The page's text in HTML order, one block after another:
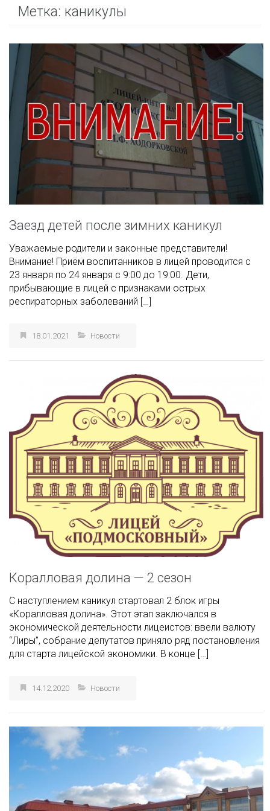
Метка: каникулы
Заезд детей после зимних каникул
Уважаемые родители и законные представители!
Внимание! Приём воспитанников в лицей проводится с
23 января по 24 января с 9:00 до 19:00. Дети,
прибывающие в лицей с признаками острых
респираторных заболеваний […]
Коралловая долина — 2 сезон
С наступлением каникул стартовал 2 блок игры
«Коралловая долина». Этот этап заключался в
экономической деятельности лицеистов: ввели валюту
“Лиры”, собрание депутатов приняло ряд постановления
для старта лицейской экономики. В конце […]